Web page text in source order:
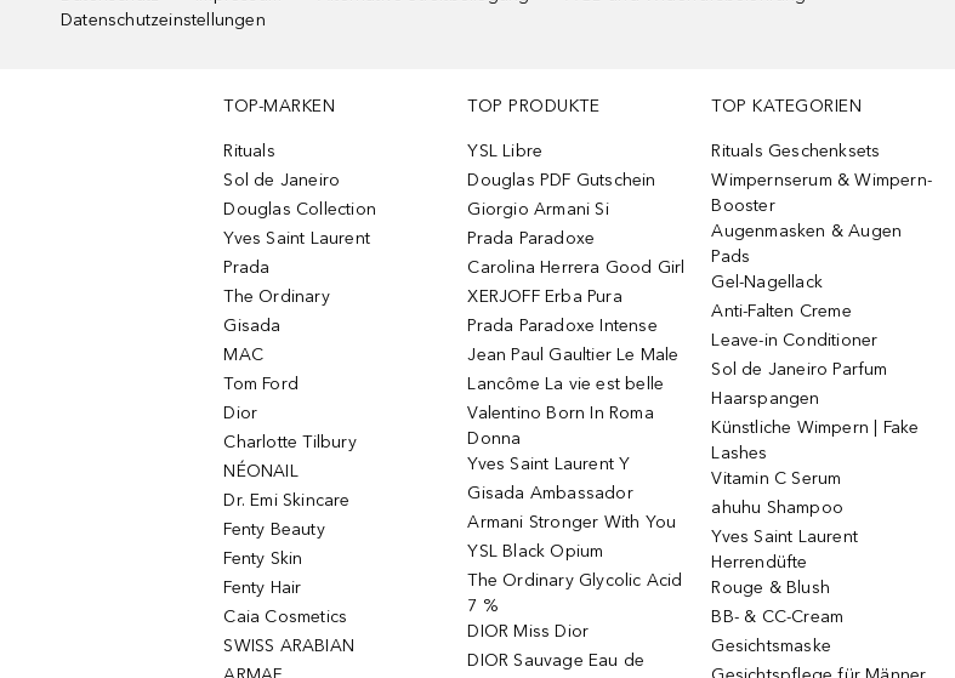
Datenschutzeinstellungen
TOP-MARKEN
Rituals
Sol de Janeiro
Douglas Collection
Yves Saint Laurent
Prada
The Ordinary
Gisada
MAC
Tom Ford
Dior
Charlotte Tilbury
NÉONAIL
Dr. Emi Skincare
Fenty Beauty
Fenty Skin
Fenty Hair
Caia Cosmetics
SWISS ARABIAN
TOP PRODUKTE
YSL Libre
Douglas PDF Gutschein
Giorgio Armani Si
Prada Paradoxe
Carolina Herrera Good Girl
XERJOFF Erba Pura
Prada Paradoxe Intense
Jean Paul Gaultier Le Male
Lancôme La vie est belle
Valentino Born In Roma
Donna
Yves Saint Laurent Y
Gisada Ambassador
Armani Stronger With You
YSL Black Opium
The Ordinary Glycolic Acid
7 %
DIOR Miss Dior
DIOR Sauvage Eau de
TOP KATEGORIEN
Rituals Geschenksets
Wimpernserum & Wimpern-
Booster
Augenmasken & Augen
Pads
Gel-Nagellack
Anti-Falten Creme
Leave-in Conditioner
Sol de Janeiro Parfum
Haarspangen
Künstliche Wimpern | Fake
Lashes
Vitamin C Serum
ahuhu Shampoo
Yves Saint Laurent
Herrendüfte
Rouge & Blush
BB- & CC-Cream
Gesichtsmaske